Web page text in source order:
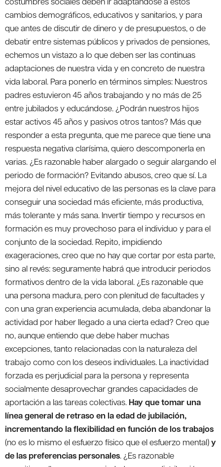
cambios demográficos, educativos y sanitarios, y para
que antes de discutir de dinero y de presupuestos, o de
debatir entre sistemas públicos y privados de pensiones,
echemos un vistazo a lo que deben ser las continuas
adaptaciones de nuestra vida y en concreto de nuestra
vida laboral. Para ponerlo en términos simples: Nuestros
padres estuvieron 45 años trabajando y no más de 25
entre jubilados y educándose. ¿Podrán nuestros hijos
estar activos 45 años y pasivos otros tantos? Más que
responder a esta pregunta, que me parece que tiene una
respuesta negativa clarísima, quiero descomponerla en
varias. ¿Es razonable haber alargado o seguir alargando el
periodo de formación? Evitando abusos, creo que sí. La
mejora del nivel educativo de las personas es la clave para
conseguir una sociedad más eficiente, más productiva,
más tolerante y más sana. Invertir tiempo y recursos en
formación es muy provechoso para el individuo y para el
conjunto de la sociedad. Repito, impidiendo
exageraciones, creo que no hay que cortar por esta parte,
sino al revés: seguramente habrá que introducir periodos
formativos dentro de la vida laboral. ¿Es razonable que
una persona madura, pero con plenitud de facultades y
con una gran experiencia acumulada, deba abandonar la
actividad por haber llegado a una cierta edad? Creo que
no, aunque entiendo que debe haber muchas
excepciones, tanto relacionadas con la naturaleza del
trabajo como con los deseos individuales. La inactividad
forzada es perjudicial para la persona y representa
socialmente desaprovechar grandes capacidades de
aportación a las tareas colectivas. Hay que tomar una
línea general de retraso en la edad de jubilación,
incrementando la flexibilidad en función de los trabajos
(no es lo mismo el esfuerzo físico que el esfuerzo mental)y
de las preferencias personales. ¿Es razonable